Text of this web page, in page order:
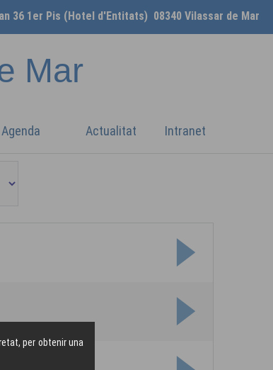
36 1er Pis (Hotel d'Entitats) 08340 Vilassar de Mar
Mar
Agenda Actualitat Intranet
per obtenir una